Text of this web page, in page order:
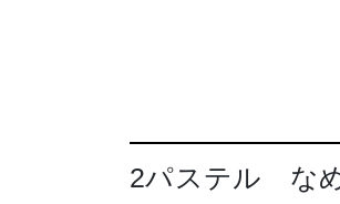
2パステル なめ